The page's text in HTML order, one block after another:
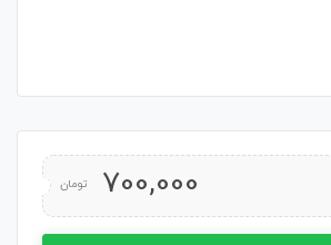
700,000 تومان